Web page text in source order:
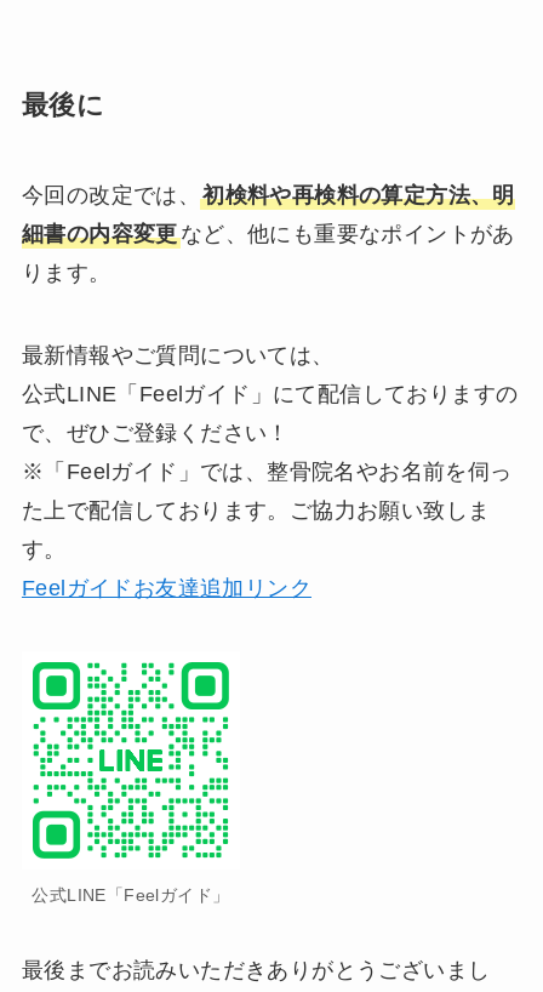
最後に
今回の改定では、初検料や再検料の算定方法、明
細書の内容変更など、他にも重要なポイントがあ
ります。
最新情報やご質問については、
公式LINE「Feelガイド」にて配信しておりますの
で、ぜひご登録ください！
※「Feelガイド」では、整骨院名やお名前を伺っ
た上で配信しております。ご協力お願い致しま
す。
Feelガイドお友達追加リンク
公式LINE「Feelガイド」
最後までお読みいただきありがとうございまし